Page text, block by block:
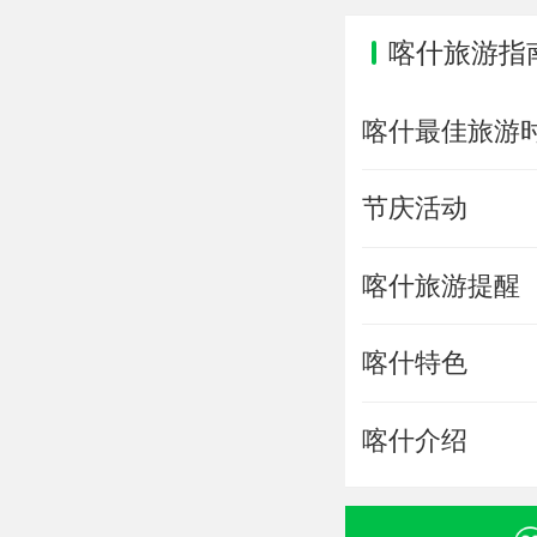
喀什旅游指
喀什最佳旅游
节庆活动
喀什旅游提醒
喀什特色
喀什介绍